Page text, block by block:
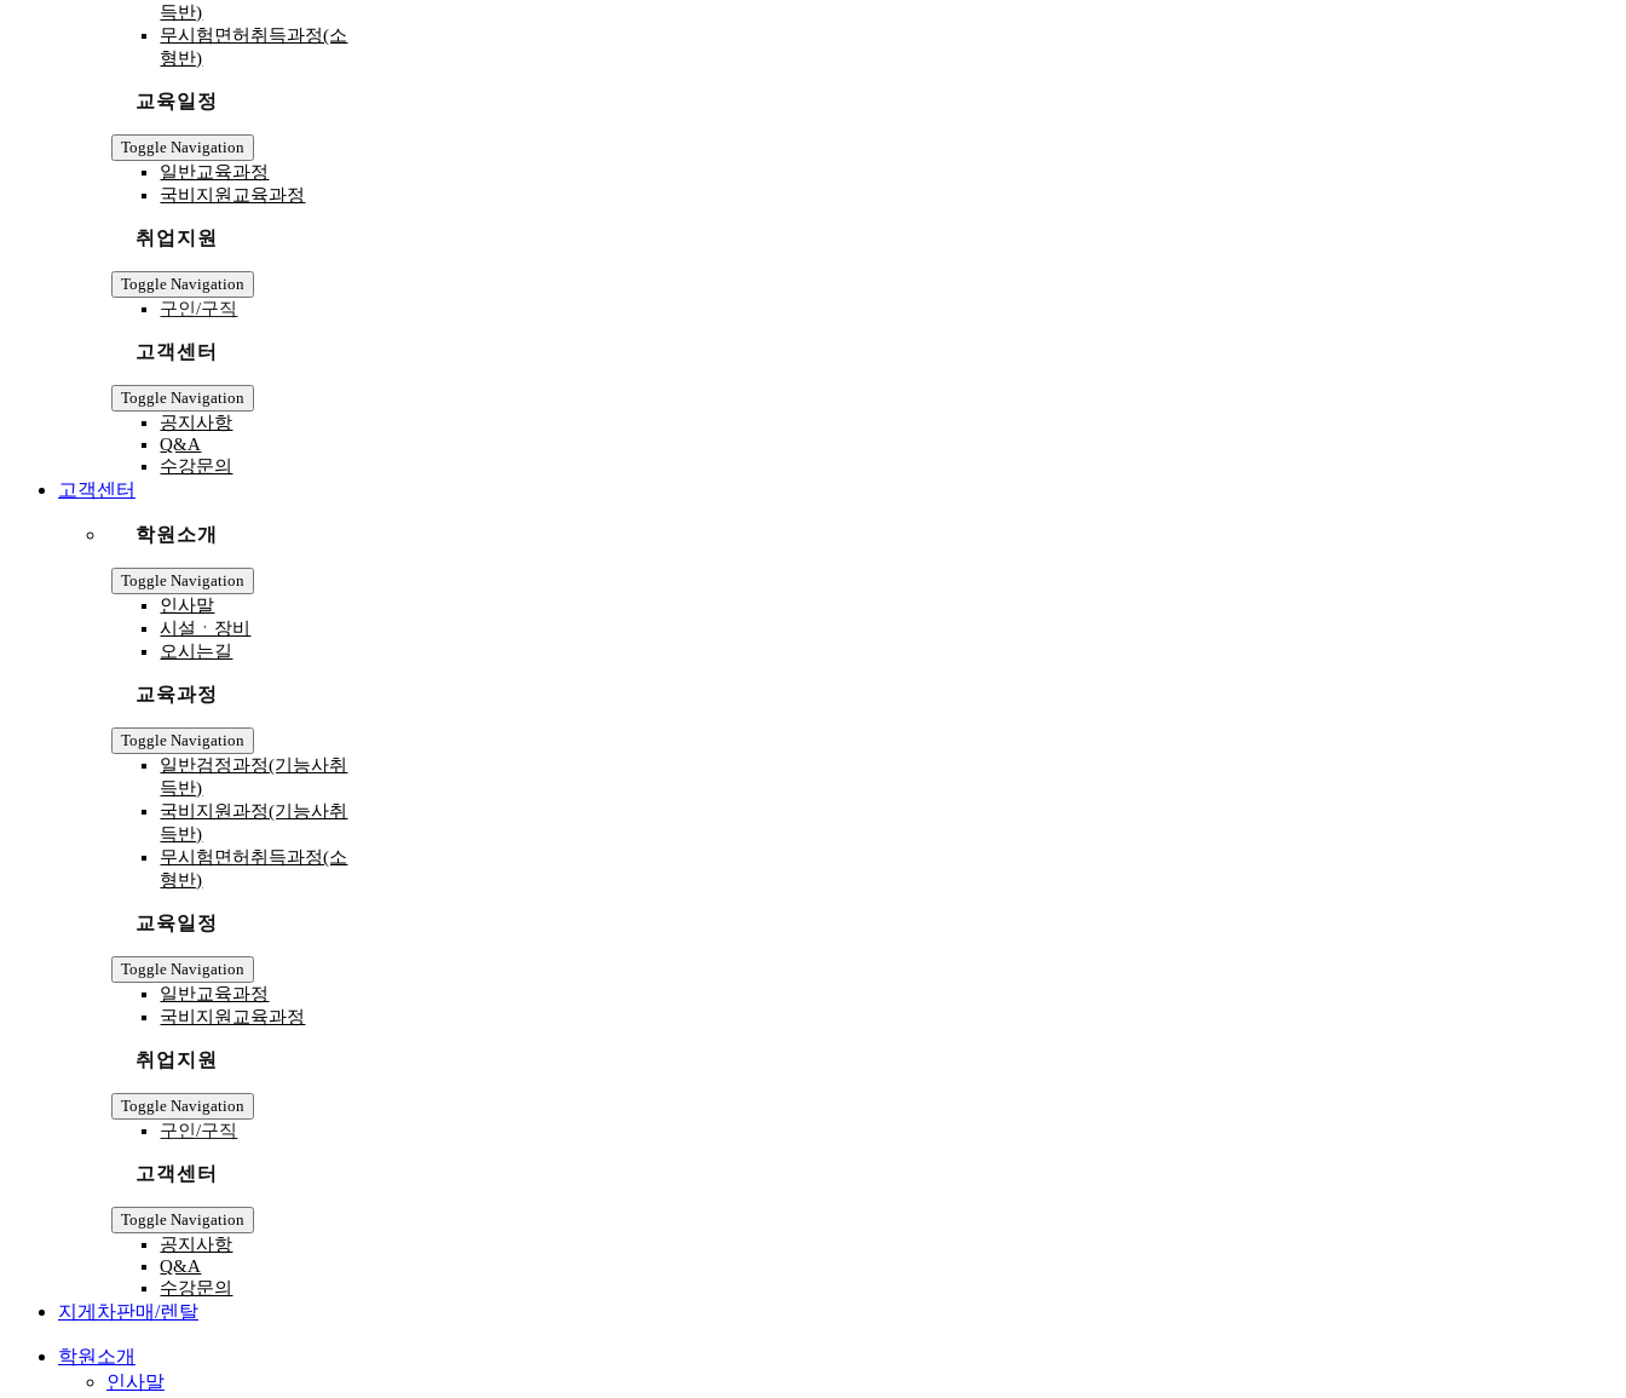
득반)
무시험면허취득과정(소
형반)
교육일정
Toggle Navigation
일반교육과정
국비지원교육과정
취업지원
Toggle Navigation
구인/구직
고객센터
Toggle Navigation
공지사항
Q&A
수강문의
고객센터
학원소개
Toggle Navigation
인사말
시설ㆍ장비
오시는길
교육과정
Toggle Navigation
일반검정과정(기능사취
득반)
국비지원과정(기능사취
득반)
무시험면허취득과정(소
형반)
교육일정
Toggle Navigation
일반교육과정
국비지원교육과정
취업지원
Toggle Navigation
구인/구직
고객센터
Toggle Navigation
공지사항
Q&A
수강문의
지게차판매/렌탈
학원소개
인사말